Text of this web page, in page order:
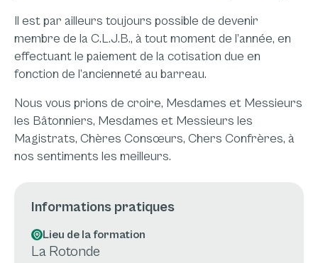
Il est par ailleurs toujours possible de devenir
membre de la C.L.J.B., à tout moment de l’année, en
effectuant le paiement de la cotisation due en
fonction de l’ancienneté au barreau.
Nous vous prions de croire, Mesdames et Messieurs
les Bâtonniers, Mesdames et Messieurs les
Magistrats, Chères Consœurs, Chers Confrères, à
nos sentiments les meilleurs.
Informations pratiques
Lieu de la formation
La Rotonde